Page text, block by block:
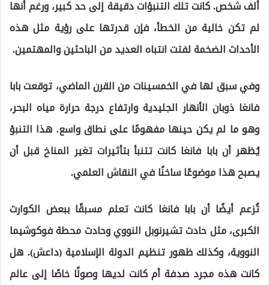
ألف شخص. كانت تلك التنبؤات دقيقة إلى حد كبير، ورغم أنها
لم تكن خالية من الخطأ، فإن قدرتها على رؤية مثل هذه
الأحداث الضخمة لفتت انتباه العديد من الباحثين والمهتمين.
وفي سبق لها في الخمسينات من القرن الماضي، توقعت بابا
فانغا ذوبان الأنهار الجليدية وارتفاع درجة حرارة مياه البحر،
وهو ما لم يكن حينها مفهومًا على نطاق واسع. هذا التنبؤ
يُظهر أن بابا فانغا كانت تتنبأ بتأثيرات تغير المناخ قبل أن
يصبح هذا موضوعًا ساخنًا في النقاش العلمي.
تُزعم أيضًا أن بابا فانغا كانت تعلم مسبقًا ببعض الكوارث
الكبرى، مثل حادث تشيرنوبل النووي وحادث محطة فوكوشيما
النووية، وكذلك ظهور تنظيم الدولة الإسلامية (داعش). هل
كانت هذه مجرد صدفة أم كانت لديها وصولًا خاصًا إلى عالم